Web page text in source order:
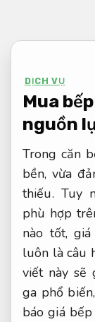
nội
DỊCH VỤ
Mua
nguồn
Trong căn
bền, vừa
thiếu. Tuy
phù hợp
nào tốt,
luôn là câu
viết này sẽ
ga phổ
báo giá